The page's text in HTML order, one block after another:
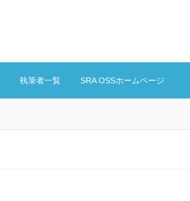
執筆者一覧 SRA OSSホームページ